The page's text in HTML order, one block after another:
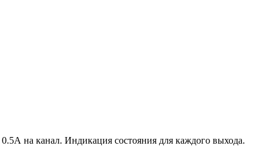
на канал. Индикация состояния для каждого выхода.